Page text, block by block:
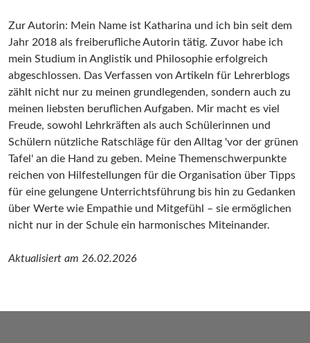
Zur Autorin: Mein Name ist Katharina und ich bin seit dem
Jahr 2018 als freiberufliche Autorin tätig. Zuvor habe ich
mein Studium in Anglistik und Philosophie erfolgreich
abgeschlossen. Das Verfassen von Artikeln für Lehrerblogs
zählt nicht nur zu meinen grundlegenden, sondern auch zu
meinen liebsten beruflichen Aufgaben. Mir macht es viel
Freude, sowohl Lehrkräften als auch Schülerinnen und
Schülern nützliche Ratschläge für den Alltag 'vor der grünen
Tafel' an die Hand zu geben. Meine Themenschwerpunkte
reichen von Hilfestellungen für die Organisation über Tipps
für eine gelungene Unterrichtsführung bis hin zu Gedanken
über Werte wie Empathie und Mitgefühl – sie ermöglichen
nicht nur in der Schule ein harmonisches Miteinander.
Aktualisiert am 26.02.2026